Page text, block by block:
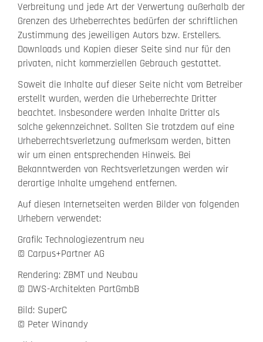
Verbreitung und jede Art der Verwertung außerhalb der
Grenzen des Urheberrechtes bedürfen der schriftlichen
Zustimmung des jeweiligen Autors bzw. Erstellers.
Downloads und Kopien dieser Seite sind nur für den
privaten, nicht kommerziellen Gebrauch gestattet.
Soweit die Inhalte auf dieser Seite nicht vom Betreiber
erstellt wurden, werden die Urheberrechte Dritter
beachtet. Insbesondere werden Inhalte Dritter als
solche gekennzeichnet. Sollten Sie trotzdem auf eine
Urheberrechtsverletzung aufmerksam werden, bitten
wir um einen entsprechenden Hinweis. Bei
Bekanntwerden von Rechtsverletzungen werden wir
derartige Inhalte umgehend entfernen.
Auf diesen Internetseiten werden Bilder von folgenden
Urhebern verwendet:
Grafik: Technologiezentrum neu
© Carpus+Partner AG
Rendering: ZBMT und Neubau
© DWS-Architekten PartGmbB
Bild: SuperC
© Peter Winandy